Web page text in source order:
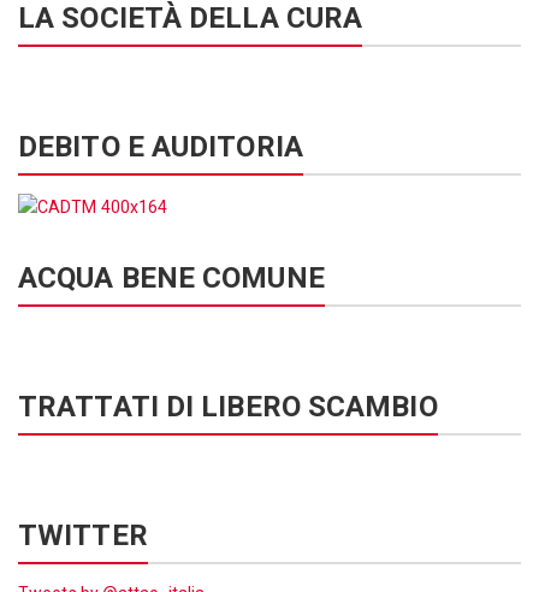
LA SOCIETÀ DELLA CURA
DEBITO E AUDITORIA
ACQUA BENE COMUNE
TRATTATI DI LIBERO SCAMBIO
TWITTER